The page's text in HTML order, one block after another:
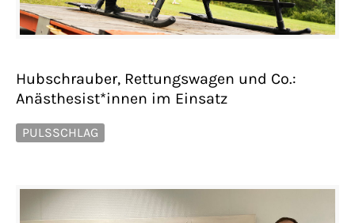
Hubschrauber, Rettungswagen und Co.:
Anästhesist*innen im Einsatz
PULSSCHLAG